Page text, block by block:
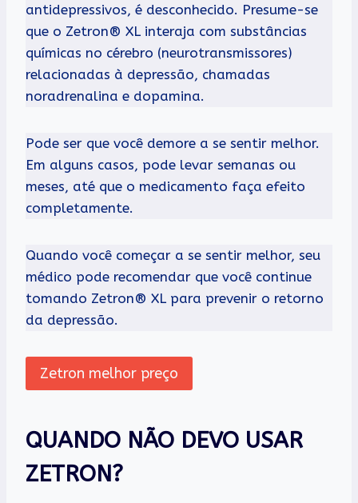
antidepressivos, é desconhecido. Presume-se
que o Zetron® XL interaja com substâncias
químicas no cérebro (neurotransmissores)
relacionadas à depressão, chamadas
noradrenalina e dopamina.
Pode ser que você demore a se sentir melhor.
Em alguns casos, pode levar semanas ou
meses, até que o medicamento faça efeito
completamente.
Quando você começar a se sentir melhor, seu
médico pode recomendar que você continue
tomando Zetron® XL para prevenir o retorno
da depressão.
Zetron melhor preço
QUANDO NÃO DEVO USAR
ZETRON?